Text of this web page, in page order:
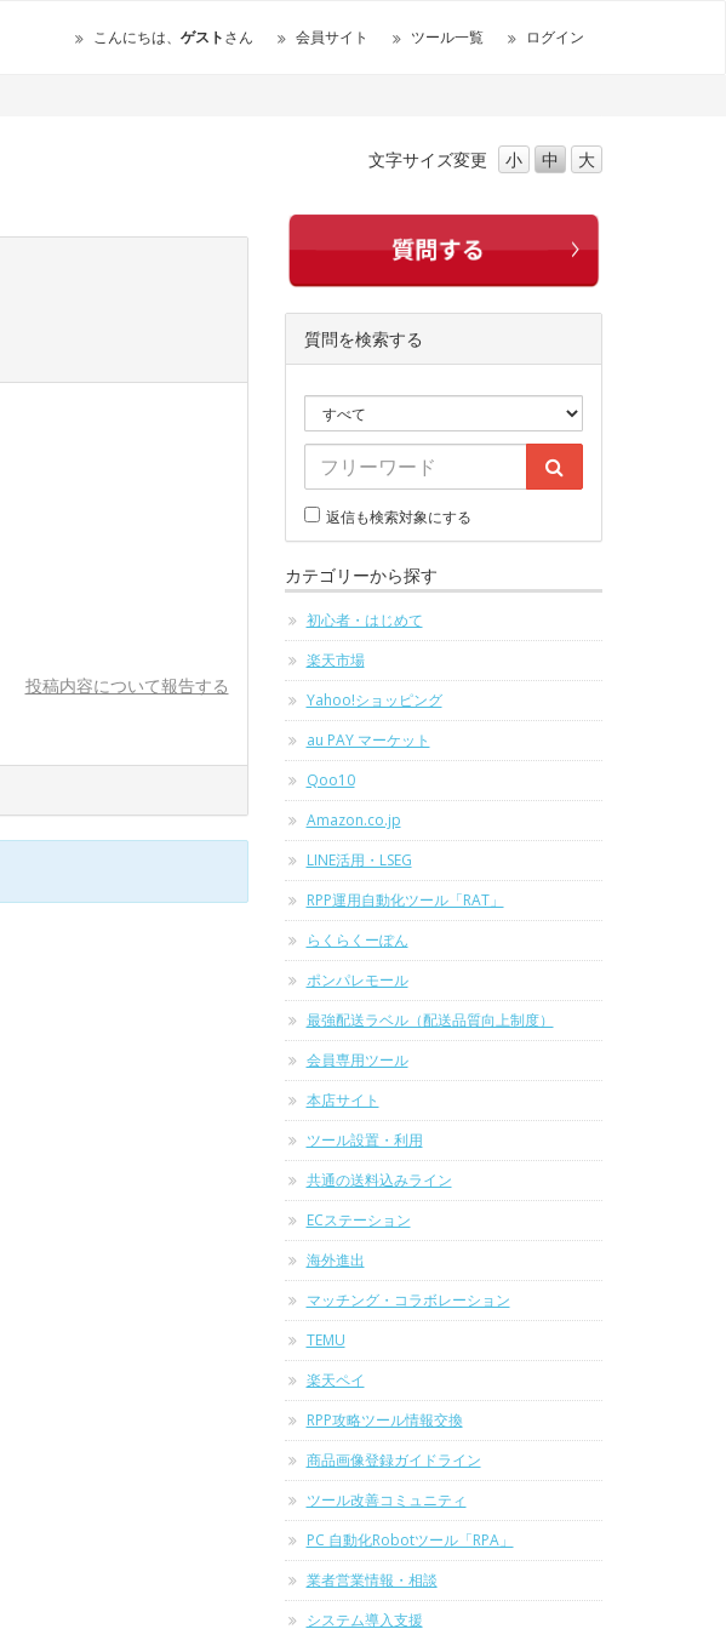
こんにちは、 ゲストさん 会員サイト ツール一覧 ログイン
文字サイズ変更 小 中 大
投稿内容について報告する
質問を検索する
返信も検索対象にする
カテゴリーから探す
初心者・はじめて
楽天市場
Yahoo!ショッピング
au PAY マーケット
Qoo10
Amazon.co.jp
LINE活用・LSEG
RPP運用自動化ツール「RAT」
らくらくーぽん
ポンパレモール
最強配送ラベル（配送品質向上制度）
会員専用ツール
本店サイト
ツール設置・利用
共通の送料込みライン
ECステーション
海外進出
マッチング・コラボレーション
TEMU
楽天ペイ
RPP攻略ツール情報交換
商品画像登録ガイドライン
ツール改善コミュニティ
PC 自動化Robotツール「RPA」
業者営業情報・相談
システム導入支援